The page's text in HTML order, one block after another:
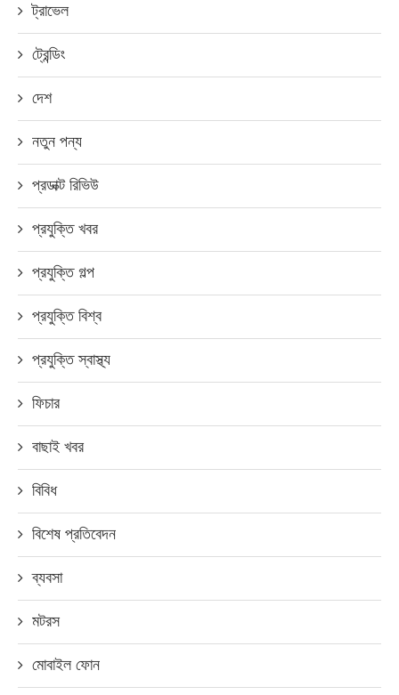
ট্রাভেল
ট্রেন্ডিং
দেশ
নতুন পন্য
প্রডাক্ট রিভিউ
প্রযুক্তি খবর
প্রযুক্তি গল্প
প্রযুক্তি বিশ্ব
প্রযুক্তি স্বাস্থ্য
ফিচার
বাছাই খবর
বিবিধ
বিশেষ প্রতিবেদন
ব্যবসা
মটরস
মোবাইল ফোন